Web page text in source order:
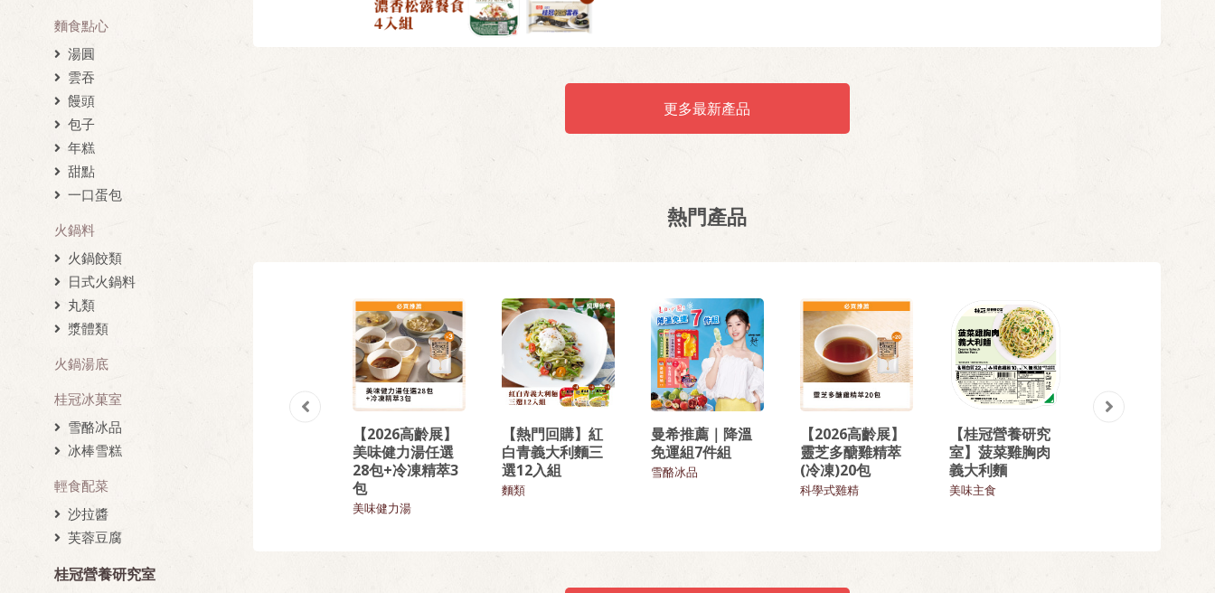
麵食點心
湯圓
雲吞
饅頭
包子
年糕
甜點
一口蛋包
火鍋料
火鍋餃類
日式火鍋料
丸類
漿體類
火鍋湯底
桂冠冰菓室
雪酪冰品
冰棒雪糕
輕食配菜
沙拉醬
芙蓉豆腐
桂冠營養研究室
更多最新產品
熱門產品
【桂冠營養研究
室】菠菜雞胸肉
美味主食
【2026高齡展】
美味健力湯任選
28包+冷凍精萃3
包
美味健力湯
【熱門回購】紅
白青義大利麵三
選12入組
麵類
曼希推薦｜降溫
免運組7件組
雪酪冰品
【2026高齡展】
靈芝多醣雞精萃
(冷凍)20包
科學式雞精
【桂冠營養研究
室】菠菜雞胸肉
義大利麵
美味主食